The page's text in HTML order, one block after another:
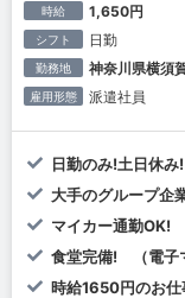
時給 1,650円
シフト 日勤
勤務地 神奈川県横須
雇用形態 派遣社員
日勤のみ!土日休み!
大手のグループ企
マイカー通勤OK!
食堂完備! （電子
時給1650円のお仕